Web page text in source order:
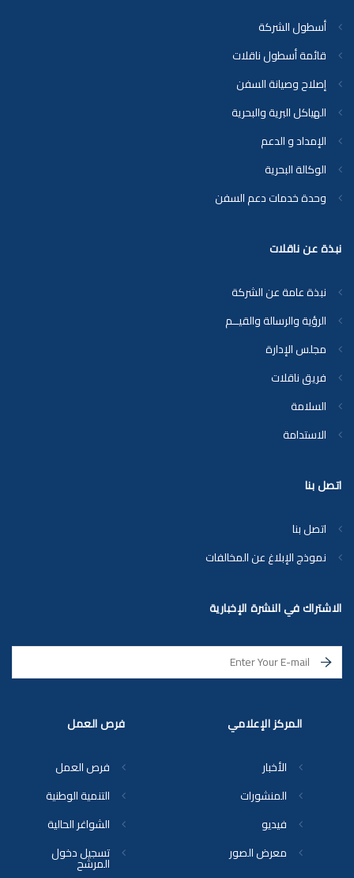
اتصل بنا
اتصل بنا
نموذج الإبلاغ عن المخالفات
الاشتراك في النشرة الإخبارية
فرص العمل
فرص العمل
التنمية الوطنية
الشواغر الحالية
تسجيل دخول
المرشح
المركز الإعلامي
الأخبار
المنشورات
فيديو
معرض الصور
أسطول الشركة
قائمة أسطول ناقلات
إصلاح وصيانة السفن
الهياكل البرية والبحرية
الإمداد و الدعم
الوكالة البحرية
وحدة خدمات دعم السفن
نبذة عن ناقلات
نبذة عامة عن الشركة
الرؤية والرسالة والقيــم
مجلس الإدارة
فريق ناقلات
السلامة
الاستدامة